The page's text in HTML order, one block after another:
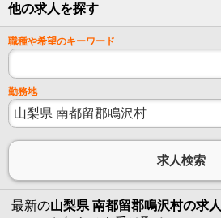
他の求人を探す
職種や希望のキーワード
勤務地
最新の山梨県 南都留郡鳴沢村の求人